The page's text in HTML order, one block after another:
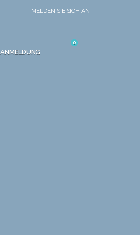
MELDEN SIE SICH AN
ANMELDUNG
0